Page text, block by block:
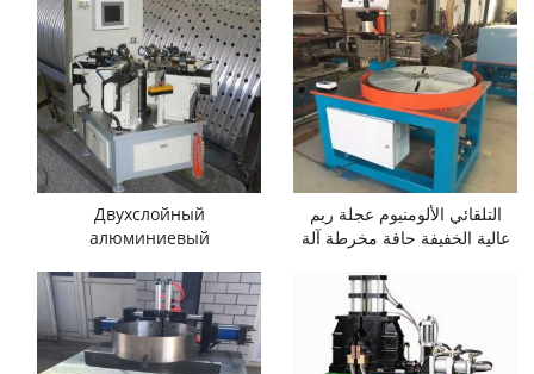
Двухслойный
алюминиевый
обода колеса
التلقائي الألومنيوم عجلة ريم
عالية الخفيفة حافة مخرطة آلة